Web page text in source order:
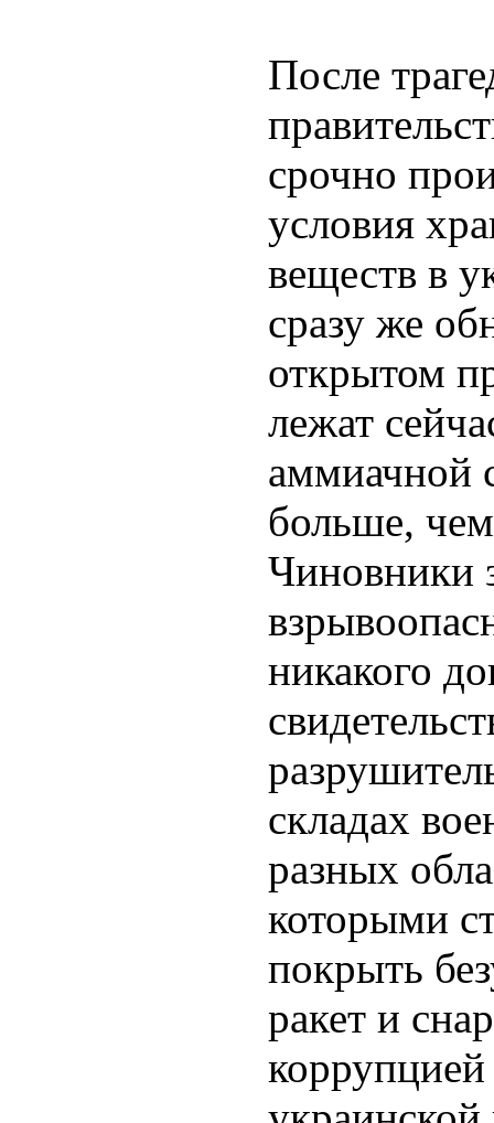
После
срочно
условия
веществ в
сразу же
открытом
лежат
аммиачной
больше,
Чиновники
никакого
складах
разных
которыми
покрыть
ракет и